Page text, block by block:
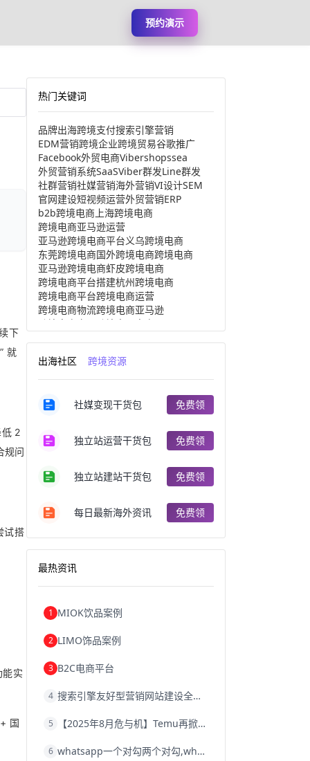
预约演示
下
就
2
规问
试搭
能实
国
热门关键词
品牌出海跨境支付搜索引擎营销
EDM营销跨境企业跨境贸易谷歌推广
Facebook外贸电商Vibershopssea
外贸营销系统SaaSViber群发Line群发
社群营销社媒营销海外营销VI设计SEM
官网建设短视频运营外贸营销ERP
b2b跨境电商 上海跨境电商
跨境电商亚马逊运营
亚马逊跨境电商平台义乌跨境电商
东莞跨境电商国外跨境电商跨境电商
亚马逊跨境电商虾皮跨境电商
跨境电商平台搭建杭州跨境电商
跨境电商平台跨境电商运营
跨境电商物流跨境电商亚马逊
跨境电商产品
跨境出口电商
跨境电商分析进口跨境电商
跨境电商服务广州跨境电商
跨境电商注册跨境电商开店
跨境电商商品个人跨境电商
跨境电商案例国内跨境电商
郑州跨境电商跨境电商趋势
阿里跨境电商
跨境电商费用美国跨境电商
跨境电商教程
独立站跨境电商跨境电商独立站
跨境电商erp西安跨境电商
沈阳跨境电商跨境电商服务平台
跨境电商网店跨境电商物流模式
跨境电商结算浙江跨境电商
跨境电商优势跨境电商的优势seo运营
whatsapp群发
出海社区 跨境资源
社媒变现干货包 免费领
独立站运营干货包 免费领
独立站建站干货包 免费领
每日最新海外资讯 免费领
最热资讯
1 MIOK饮品案例
2 LIMO饰品案例
3 B2C电商平台
4 搜索引擎友好型营销网站建设全攻略
5 【2025年8月危与机】Temu再掀封店风暴，独立站才是跨境卖家的避险通道
6 whatsapp一个对勾两个对勾,whatsapp对勾代表什么意思